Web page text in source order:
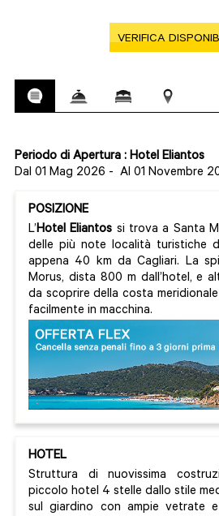
VERIFICA
Periodo di Apertura : Hotel Eliantos
Dal 01 Mag 2026 - Al 01 Novembre
POSIZIONE
L’Hotel Eliantos si trova a Santa
delle più note località turistiche
appena 40 km da Cagliari. La
Morus, dista 800 m dall’hotel, e
da scoprire della costa
facilmente in macchina.
HOTEL
Struttura di nuovissima
piccolo hotel 4 stelle dallo stile
sul giardino con ampie vetrate